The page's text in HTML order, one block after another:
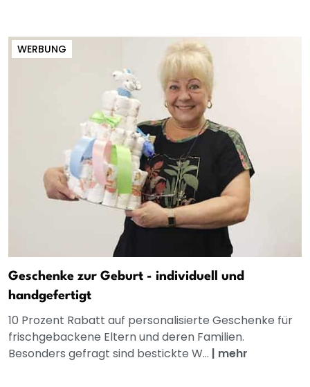
WERBUNG
Geschenke zur Geburt - individuell und
handgefertigt
10 Prozent Rabatt auf personalisierte Geschenke für
frischgebackene Eltern und deren Familien.
Besonders gefragt sind bestickte W... | mehr